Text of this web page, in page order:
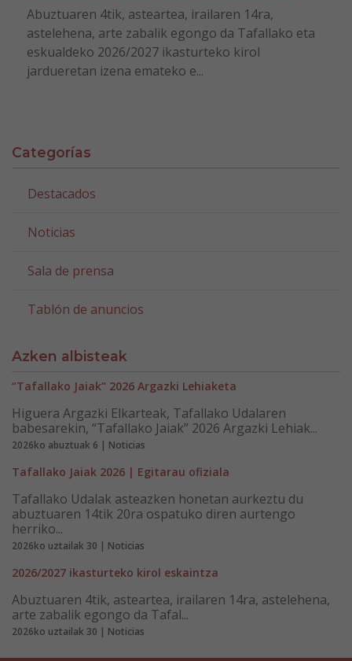
Abuztuaren 4tik, asteartea, irailaren 14ra,
astelehena, arte zabalik egongo da Tafallako eta
eskualdeko 2026/2027 ikasturteko kirol
jardueretan izena emateko e...
Categorías
Destacados
Noticias
Sala de prensa
Tablón de anuncios
Azken albisteak
“Tafallako Jaiak” 2026 Argazki Lehiaketa
Higuera Argazki Elkarteak, Tafallako Udalaren
babesarekin, “Tafallako Jaiak” 2026 Argazki Lehiak...
2026ko abuztuak 6 | Noticias
Tafallako Jaiak 2026 | Egitarau ofiziala
Tafallako Udalak asteazken honetan aurkeztu du
abuztuaren 14tik 20ra ospatuko diren aurtengo
herriko...
2026ko uztailak 30 | Noticias
2026/2027 ikasturteko kirol eskaintza
Abuztuaren 4tik, asteartea, irailaren 14ra, astelehena,
arte zabalik egongo da Tafal...
2026ko uztailak 30 | Noticias